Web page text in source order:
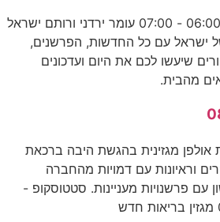
העולם הבוקר - רגע לפני 06:00 - 07:00 עומר ירדני ורותם ישראל
ישראל עם כל החדשות, הפרשנים,
שיעשו לכם את היום ועדכונים
מהבית.
- 06:54 תכנית אולפן מגזינית בהגשת היבה ברכאת
וראיונות עם דמויות מהחברה
עם פרשנויות מעניינות. סטטוסקופ -